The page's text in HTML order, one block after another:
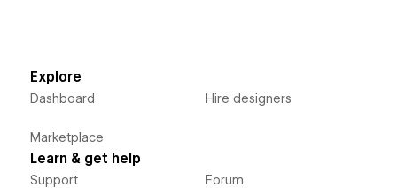
Explore
Dashboard
Marketplace
Hire designers
Learn & get help
Support Forum